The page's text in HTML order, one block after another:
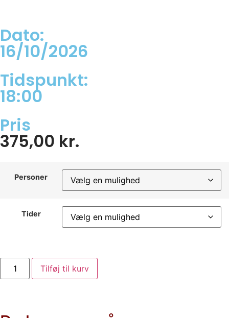
Dato:
16/10/2026
Tidspunkt:
18:00
Pris
375,00 kr.
Personer
Tider
Tilføj til kurv